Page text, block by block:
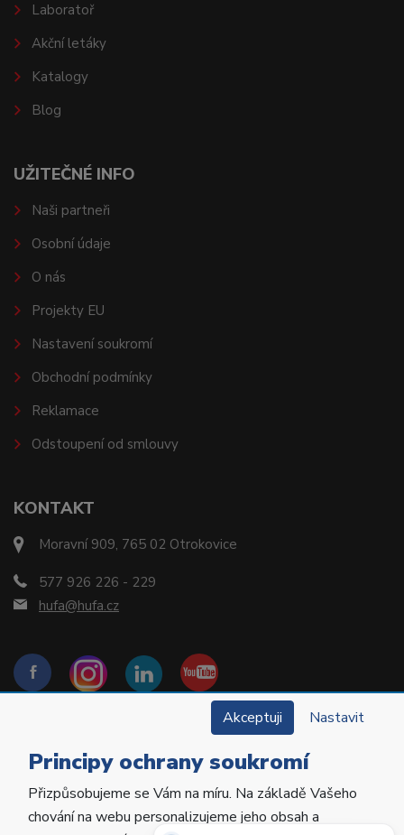
KONTAKT
Moravní 909, 765 02 Otrokovice
577 926 226 - 229
hufa@hufa.cz
Laboratoř
Akční letáky
Katalogy
Blog
UŽITEČNÉ INFO
Naši partneři
Osobní údaje
O nás
Projekty EU
Nastavení soukromí
Obchodní podmínky
Reklamace
Odstoupení od smlouvy
Copyright © 2022 Hu-Fa Dental a.s. Všechna práva
vyhrazena.
Akceptuji Nastavit
Principy ochrany soukromí
Přizpůsobujeme se Vám na míru. Na základě Vašeho
chování na webu personalizujeme jeho obsah a
Potřebujete poradit?Zeptejte se našeho